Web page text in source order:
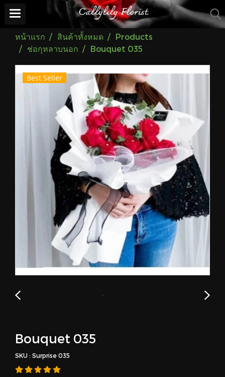
หน้าแรก สินค้าทั้งหมด
Products
ช่อกุหลาบนอก
Bouquet 035
Best Seller
Bouquet 035
SKU : Surprise 035